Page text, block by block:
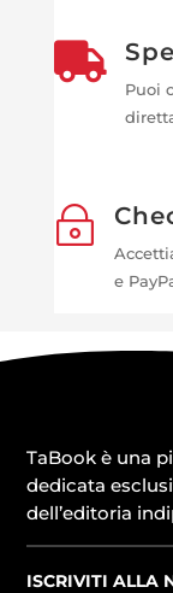

Puoi
~
e
TaBook è una
dedicata
dell’editoria
ISCRIVITI ALLA